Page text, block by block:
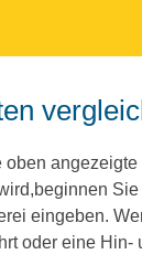
angezeigte
eingeben.
oder eine Hin-